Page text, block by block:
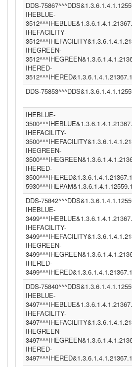
DDS-
IHEBLUE-
IHEFACILITY-
IHEGREEN-
IHERED-
DDS-
IHEBLUE-
IHEFACILITY-
IHEGREEN-
IHERED-
DDS-
IHEBLUE-
IHEFACILITY-
IHEGREEN-
IHERED-
DDS-
IHEBLUE-
IHEFACILITY-
IHEGREEN-
IHERED-